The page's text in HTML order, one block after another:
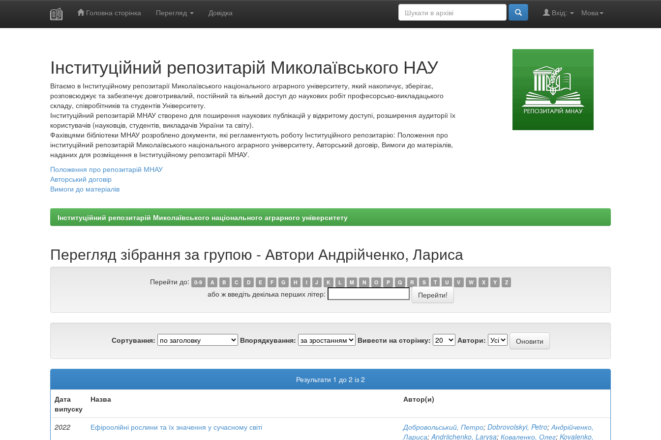
Головна сторінка Перегляд Довідка Мова
Вхід:
Інституційний репозитарій Миколаївського НАУ
Вітаємо в Інституційному репозитарії Миколаївського національного аграрного університету, який накопичує, зберігає,
розповсюджує та забезпечує довготривалий, постійний та вільний доступ до наукових робіт професорсько-викладацького
складу, співробітників та студентів Університету.
Інституційний репозитарій МНАУ створено для поширення наукових публікацій у відкритому доступі, розширення аудиторії їх
користувачів (науковців, студентів, викладачів України та світу).
Фахівцями бібліотеки МНАУ розроблено документи, які регламентують роботу Інституційного репозитарію: Положення про
інституційний репозитарій Миколаївського національного аграрного університету, Авторський договір, Вимоги до матеріалів,
наданих для розміщення в Інституційному репозитарії МНАУ.
Положення про репозитарій МНАУ
Авторський договір
Вимоги до матеріалів
Інституційний репозитарій Миколаївського національного аграрного університету
Перегляд зібрання за групою - Автори Андрійченко, Лариса
Перейти до: 0-9 A B C D E F G H I J K L M N O P Q R S T U V W X Y Z
або ж введіть декілька перших літер:
Сортування: Впорядкування: Вивести на сторінку: Автори:
Результати 1 до 2 із 2
Дата
випуску
Назва Автор(и)
2022 Ефіроолійні рослини та їх значення у сучасному світі Добровольський, Петро; Dobrovolskyi, Petro;Андрійченко,
Лариса;Andriichenko, Larysa; Коваленко, Олег; Kovalenko,